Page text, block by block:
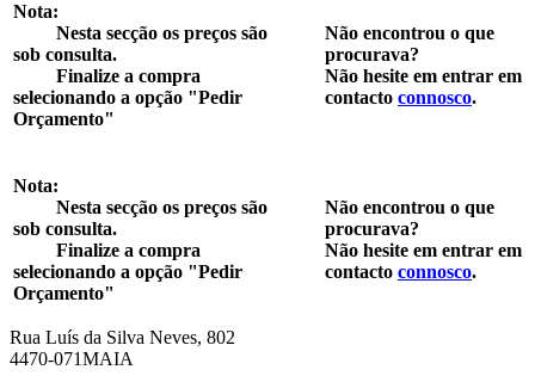
Nota:
Nesta secção os preços são
sob consulta.
Finalize a compra
selecionando a opção "Pedir
Orçamento"
Não encontrou o que
procurava?
Não hesite em entrar em
contacto connosco.
Nota:
Nesta secção os preços são
sob consulta.
Finalize a compra
selecionando a opção "Pedir
Orçamento"
Não encontrou o que
procurava?
Não hesite em entrar em
contacto connosco.
Rua Luís da Silva Neves, 802
4470-071MAIA